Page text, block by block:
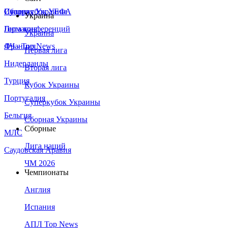
Сборная Украины
Италия
Германия
Франция
Нидерланды
Турция
Португалия
Бельгия
МЛС
Саудовская Аравия
Суперкубок УЕФА
Лига конференций
ЛЧ - Top News
Украина
Украина
Первая лига
Вторая лига
Кубок Украины
Суперкубок Украины
Сборная Украины
Сборные
Лига наций
ЧМ 2026
Чемпионаты
Англия
Испания
АПЛ Top News